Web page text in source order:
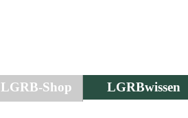
LGRB-Shop LGRBwissen